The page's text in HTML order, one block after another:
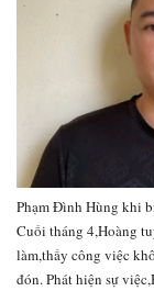
Phạm Đình Hùng khi
Cuối tháng 4,Hoàng
làm,thấy công việc
đón. Phát hiện sự